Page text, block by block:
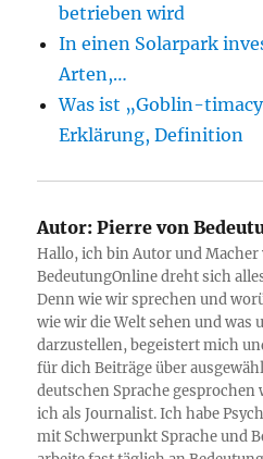
betrieben wird
In einen Solarpark
Arten,…
Was ist „Goblin-
Erklärung, Definition
Autor: Pierre von
Hallo, ich bin Autor und Macher
BedeutungOnline dreht sich
Denn wie wir sprechen und
wie wir die Welt sehen und was
darzustellen, begeistert mich
für dich Beiträge über
deutschen Sprache gesprochen
ich als Journalist. Ich habe
mit Schwerpunkt Sprache und